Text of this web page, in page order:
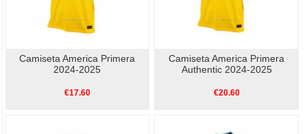
Camiseta America Primera
2024-2025
€17.60
Camiseta America Primera
Authentic 2024-2025
€20.60